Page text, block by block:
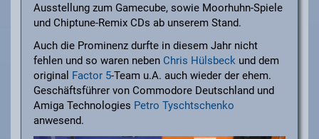
Ausstellung zum Gamecube, sowie Moorhuhn-Spiele
und Chiptune-Remix CDs ab unserem Stand.
Auch die Prominenz durfte in diesem Jahr nicht
fehlen und so waren neben Chris Hülsbeckund dem
original Factor 5-Team u.A. auch wieder der ehem.
Geschäftsführer von Commodore Deutschland und
Amiga Technologies Petro Tyschtschenko
anwesend.